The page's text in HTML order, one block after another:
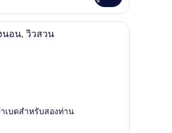
ดีลักซ์อพาร์ทเมนท์, 1 ห้องนอน, วิวสวน | บริเว
นอน, วิวสวน
าเบดสำหรับสองท่าน